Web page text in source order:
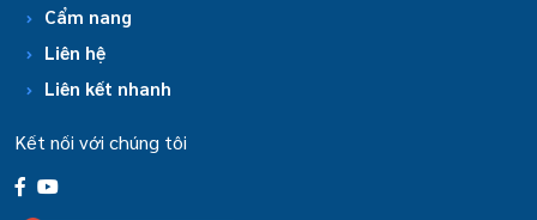
Cẩm nang
Liên hệ
Liên kết nhanh
Kết nối với chúng tôi